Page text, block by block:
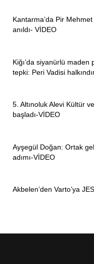
Kantarma’da Pir
anıldı- VİDEO
Kiğı’da siyanürlü maden
tepki: Peri Vadisi
5. Altınoluk Alevi Kültür
başladı-VİDEO
Ayşegül Doğan: Ortak
adımı-VİDEO
Akbelen’den Varto’ya